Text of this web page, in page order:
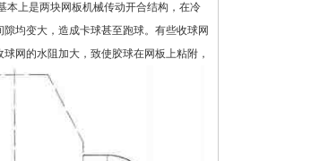
上是两块网板机械传动开合结构，在冷
均变大，造成卡球甚至跑球。有些收球网
网的水阻加大，致使胶球在网板上粘附，